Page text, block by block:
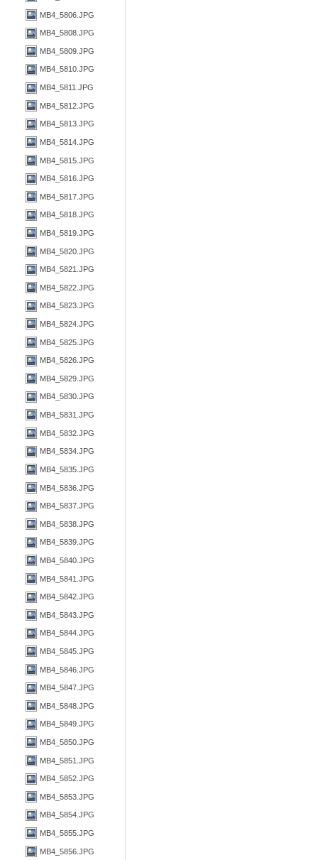
MB4_5806.JPG
MB4_5808.JPG
MB4_5809.JPG
MB4_5810.JPG
MB4_5811.JPG
MB4_5812.JPG
MB4_5813.JPG
MB4_5814.JPG
MB4_5815.JPG
MB4_5816.JPG
MB4_5817.JPG
MB4_5818.JPG
MB4_5819.JPG
MB4_5820.JPG
MB4_5821.JPG
MB4_5822.JPG
MB4_5823.JPG
MB4_5824.JPG
MB4_5825.JPG
MB4_5826.JPG
MB4_5829.JPG
MB4_5830.JPG
MB4_5831.JPG
MB4_5832.JPG
MB4_5834.JPG
MB4_5835.JPG
MB4_5836.JPG
MB4_5837.JPG
MB4_5838.JPG
MB4_5839.JPG
MB4_5840.JPG
MB4_5841.JPG
MB4_5842.JPG
MB4_5843.JPG
MB4_5844.JPG
MB4_5845.JPG
MB4_5846.JPG
MB4_5847.JPG
MB4_5848.JPG
MB4_5849.JPG
MB4_5850.JPG
MB4_5851.JPG
MB4_5852.JPG
MB4_5853.JPG
MB4_5854.JPG
MB4_5855.JPG
MB4_5856.JPG